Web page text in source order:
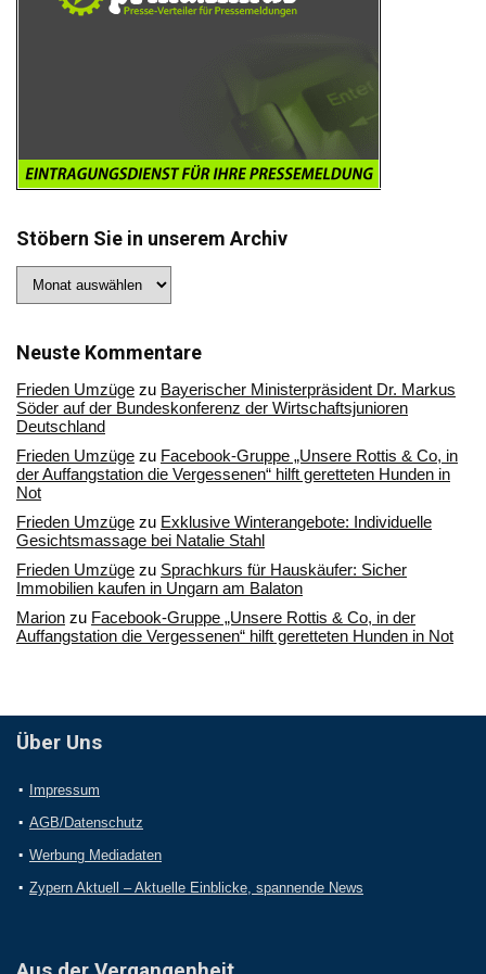
Stöbern Sie in unserem Archiv
Sie
Archiv
Neuste Kommentare
Frieden Umzüge zu Bayerischer Ministerpräsident Dr. Markus
Söder auf der Bundeskonferenz der Wirtschaftsjunioren
Deutschland
Frieden Umzüge zu Facebook-Gruppe „Unsere Rottis & Co, in
der Auffangstation die Vergessenen“ hilft geretteten Hunden in
Not
Frieden Umzüge zu Exklusive Winterangebote: Individuelle
Gesichtsmassage bei Natalie Stahl
Frieden Umzüge zu Sprachkurs für Hauskäufer: Sicher
Immobilien kaufen in Ungarn am Balaton
Marion zu Facebook-Gruppe „Unsere Rottis & Co, in der
Auffangstation die Vergessenen“ hilft geretteten Hunden in Not
Über Uns
Impressum
AGB/Datenschutz
Werbung Mediadaten
Zypern Aktuell – Aktuelle Einblicke, spannende News